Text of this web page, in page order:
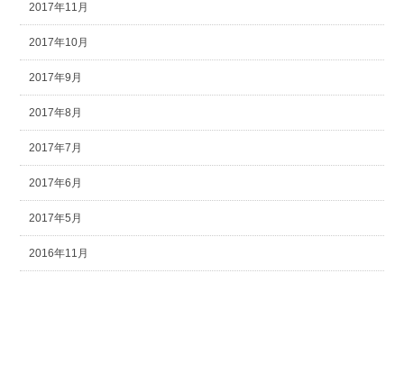
2017年11月
2017年10月
2017年9月
2017年8月
2017年7月
2017年6月
2017年5月
2016年11月